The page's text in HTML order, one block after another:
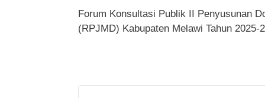
Forum Konsultasi Publik II Penyusunan
(RPJMD) Kabupaten Melawi Tahun 2025-